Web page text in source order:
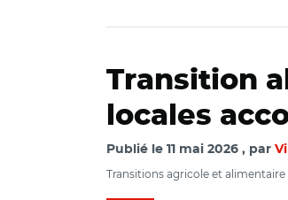
Transition
locales
Publié le 11 mai 2026 par
Transitions agricole et alimentaire